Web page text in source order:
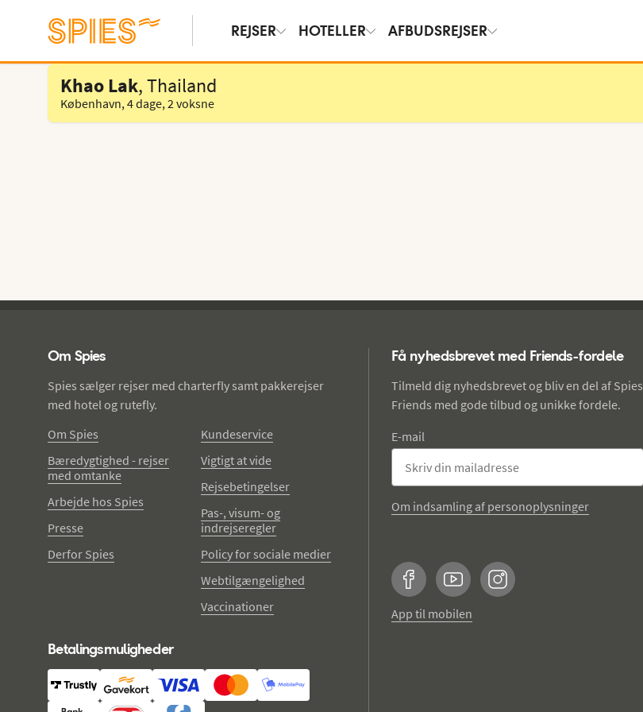
REJSER HOTELLER AFBUDSREJSER
Vælg hotel
Khao Lak, Thailand
København,4 dage,2 voksne
Om Spies
Spies sælger rejser med charterfly samt pakkerejser
med hotel og rutefly.
Om Spies
Bæredygtighed - rejser
med omtanke
Arbejde hos Spies
Presse
Derfor Spies
Kundeservice
Vigtigt at vide
Rejsebetingelser
Pas-, visum- og
indrejseregler
Policy for sociale medier
Webtilgængelighed
Vaccinationer
Betalingsmuligheder
Få nyhedsbrevet med Friends-fordele
Tilmeld dig nyhedsbrevet og bliv en del af Spies
Friends med gode tilbud og unikke fordele.
E-mail
Om indsamling af personoplysninger
FacebookYouTubeInstagram
App til mobilen